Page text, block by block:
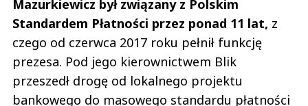
Mazurkiewicz był związany z Polskim
Standardem Płatności przez ponad 11 lat, z
czego od czerwca 2017 roku pełnił funkcję
prezesa. Pod jego kierownictwem Blik
przeszedł drogę od lokalnego projektu
bankowego do masowego standardu płatności